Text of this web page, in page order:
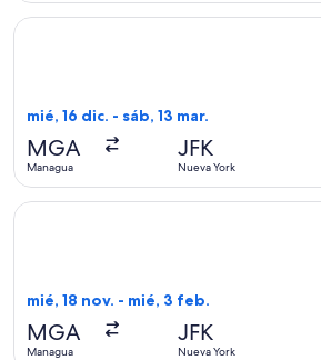
mié, 16 dic. - sáb, 13 mar.
MGA
Managua
JFK
Nueva York
Seleccionar vuelo de Copa, con
mié, 18 nov. - mié, 3 feb.
MGA
Managua
JFK
Nueva York
Seleccionar vuelo de Copa, con